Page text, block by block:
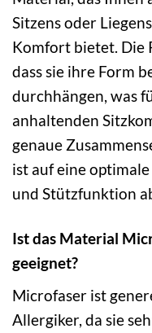
Sitzens oder
Komfort bietet. Die
dass sie ihre Form
durchhängen, was
anhaltenden
genaue
ist auf eine
und Stützfunktion
Ist das Material
geeignet?
Microfaser ist
Allergiker, da sie